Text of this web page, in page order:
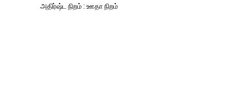
அதிர்ஷ்ட நிறம் : ஊதா நிறம்